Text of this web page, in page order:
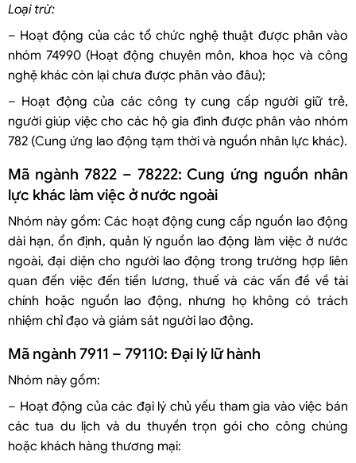
Loại trừ:
– Hoạt động của các tổ chức nghệ thuật được phân vào
nhóm 74990 (Hoạt động chuyên môn, khoa học và công
nghệ khác còn lại chưa được phân vào đâu);
– Hoạt động của các công ty cung cấp người giữ trẻ,
người giúp việc cho các hộ gia đình được phân vào nhóm
782 (Cung ứng lao động tạm thời và nguồn nhân lực khác).
Mã ngành 7822 – 78222: Cung ứng nguồn nhân
lực khác làm việc ở nước ngoài
Nhóm này gồm: Các hoạt động cung cấp nguồn lao động
dài hạn, ổn định, quản lý nguồn lao động làm việc ở nước
ngoài, đại diện cho người lao động trong trường hợp liên
quan đến việc đến tiền lương, thuế và các vấn đề về tài
chính hoặc nguồn lao động, nhưng họ không có trách
nhiệm chỉ đạo và giám sát người lao động.
Mã ngành 7911 – 79110: Đại lý lữ hành
Nhóm này gồm:
– Hoạt động của các đại lý chủ yếu tham gia vào việc bán
các tua du lịch và du thuyền trọn gói cho công chúng
hoặc khách hàng thương mại: